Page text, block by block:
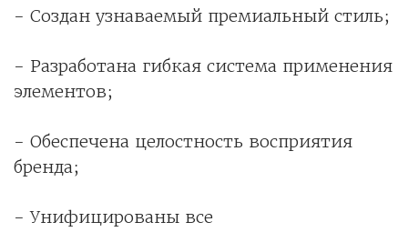
- Создан узнаваемый премиальный стиль;
- Разработана гибкая система применения
элементов;
- Обеспечена целостность восприятия
бренда;
- Унифицированы все